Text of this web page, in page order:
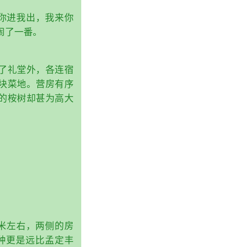
进我出，我来你
一番。
礼堂外，各连宿
菜地。营房有序
桉树却甚为高大
左右，两侧的房
更是远比孟定丰